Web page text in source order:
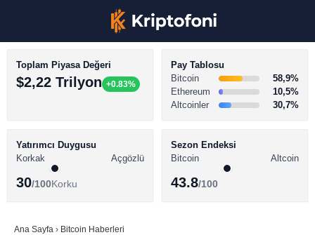
BİTCOİN HABERLERİ
ALTCOİN HABERLERİ
SÖZLÜK
Toplam Piyasa Değeri
$2,22 Trilyon +0.83%
Pay Tablosu
Bitcoin
58,9%
Ethereum
10,5%
Altcoinler
30,7%
Yatırımcı Duygusu
Korkak
Açgözlü
30/100Korku
Sezon Endeksi
Bitcoin
Altcoin
43.8/100
Ana Sayfa › Bitcoin Haberleri